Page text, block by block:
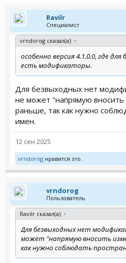
Ravilr
Специалист
vrndorog сказал(а): ↑
особенно версия 4.1.0.0, где
есть модификаторы.
Для безвыходных нет
не может "напрямую вносить
раньше, так как нужно
имен.
12 сен 2025
vrndorog нравится это.
vrndorog
Пользователь
Ravilr сказал(а): ↑
Для безвыходных нет
может "напрямую вносить
как нужно соблюдать